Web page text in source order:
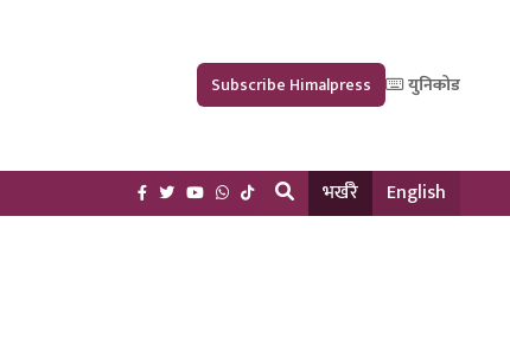
Subscribe Himalpress युनिकोड
भर्खरै English